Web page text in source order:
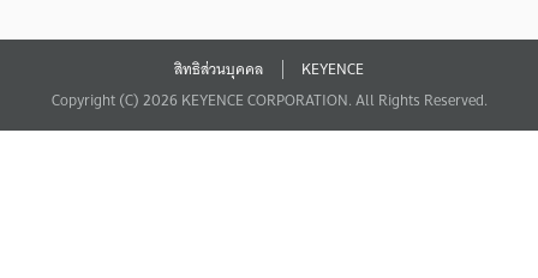
สิทธิส่วนบุคคล
KEYENCE
Copyright (C) 2026 KEYENCE CORPORATION. All Rights Reserved.